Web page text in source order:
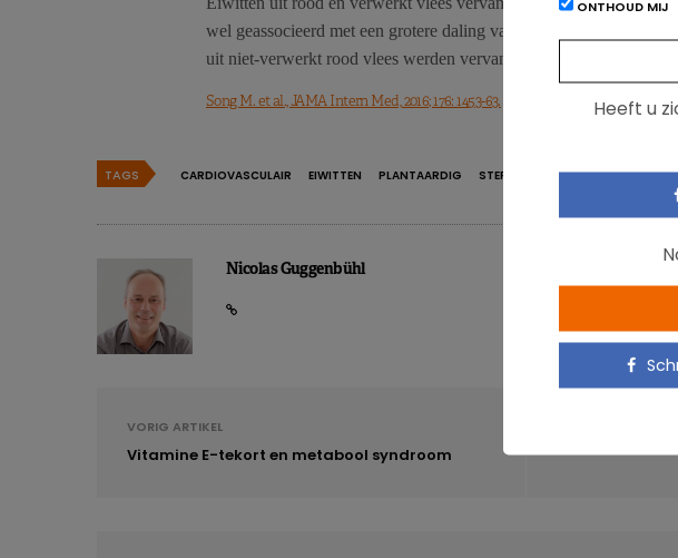
wel geassocieerd met een grotere daling van het risico van alle
uit niet-verwerkt rood vlees werden vervangen, nam de mortaliteit
Song M. et al., JAMA Intern Med, 2016; 176: 1453-63.
TAGS CARDIOVASCULAIR EIWITTEN PLANTAARDIG STERFTE
Nicolas Guggenbühl
VORIG ARTIKEL
Vitamine E-tekort en metabool syndroom
ONTHOUD MIJ
Heeft u